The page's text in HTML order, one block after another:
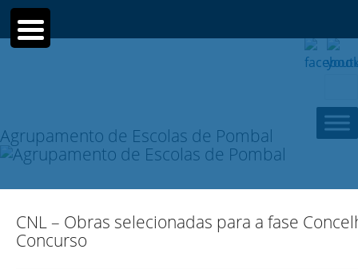
for:
Agrupamento de Escolas de Pombal
CNL – Obras selecionadas para a fase
Concurso